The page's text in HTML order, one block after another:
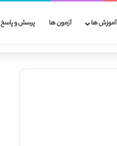
آموزش ها آزمون ها پرسش و پاسخ